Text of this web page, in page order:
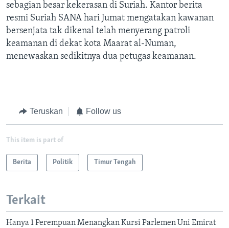
sebagian besar kekerasan di Suriah. Kantor berita
resmi Suriah SANA hari Jumat mengatakan kawanan
bersenjata tak dikenal telah menyerang patroli
keamanan di dekat kota Maarat al-Numan,
menewaskan sedikitnya dua petugas keamanan.
Teruskan Follow us
This item is part of
Berita Politik Timur Tengah
Terkait
Hanya 1 Perempuan Menangkan Kursi Parlemen Uni Emirat